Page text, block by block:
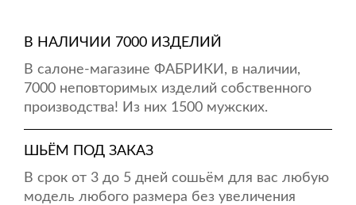
В НАЛИЧИИ 7000 ИЗДЕЛИЙ
В салоне-магазине ФАБРИКИ, в наличии,
7000 неповторимых изделий собственного
производства! Из них 1500 мужских.
ШЬЁМ ПОД ЗАКАЗ
В срок от 3 до 5 дней сошьём для вас любую
модель любого размера без увеличения